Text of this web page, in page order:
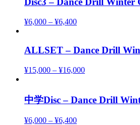
¥6,000 – ¥6,400
ALLSET – Dance Drill
¥15,000 – ¥16,000
中学Disc – Dance Drill
¥6,000 – ¥6,400